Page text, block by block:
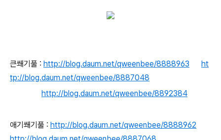
큰쐐기풀 : http://blog.daum.net/qweenbee/8888963
ht
tp://blog.daum.net/qweenbee/8887048
http://blog.daum.net/qweenbee/8892384
애기쐐기풀 : http://blog.daum.net/qweenbee/8888962